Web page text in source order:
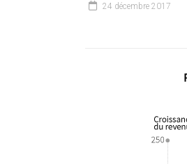
24 décembre 2017